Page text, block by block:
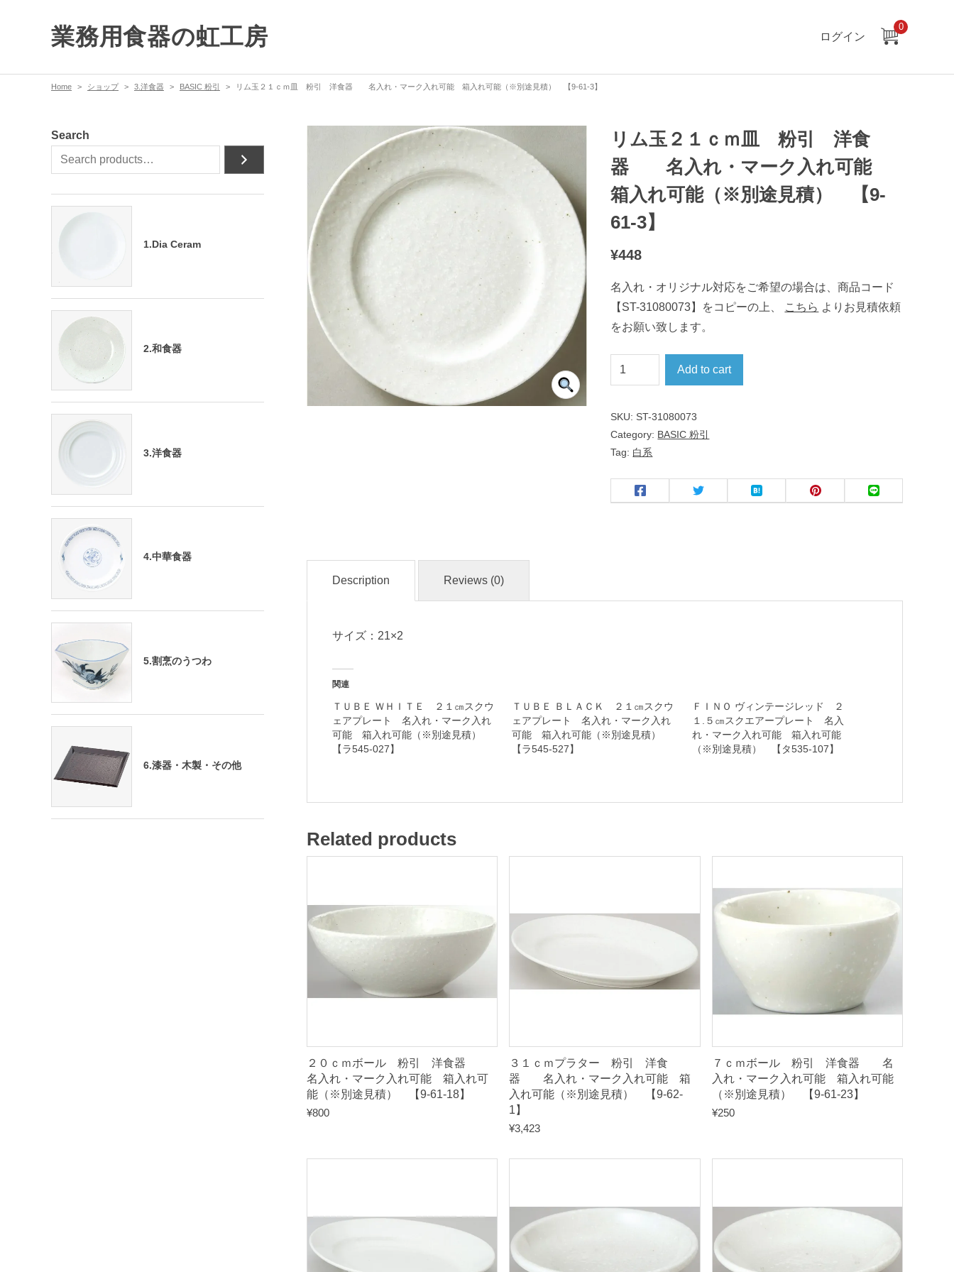
業務用食器の虹工房 ログイン
0
Home ショップ 3.洋食器 BASIC 粉引 リム玉２１ｃｍ皿 粉引 洋食器 名入れ・マーク入れ可能 箱入れ可能（※別途見積） 【9-61-3】
リム玉２１ｃｍ皿 粉引 洋食
器 名入れ・マーク入れ可能
箱入れ可能（※別途見積） 【9-
61-3】
¥448
名入れ・オリジナル対応をご希望の場合は、商品コード
【ST-31080073】をコピーの上、
こちら よりお見積依頼
をお願い致します。
リ
ム
２
ｍ
皿
洋
名
入
れ
ー
れ
れ
※
別
途
）
Add to cart
SKU: ST-31080073
Category: BASIC 粉引
Tag: 白系
Description Reviews (0)
サイズ：21×2
関連
ＴＵＢＥ ＷＨＩＴＥ ２１㎝スクウ
ェアプレート 名入れ・マーク入れ
可能 箱入れ可能（※別途見積）
【ラ545-027】
ＴＵＢＥ ＢＬＡＣＫ ２１㎝スクウ
ェアプレート 名入れ・マーク入れ
可能 箱入れ可能（※別途見積）
【ラ545-527】
ＦＩＮＯ ヴィンテージレッド ２
１.５㎝スクエアープレート 名入
れ・マーク入れ可能 箱入れ可能
（※別途見積） 【タ535-107】
Related products
２０ｃｍボール 粉引 洋食器
名入れ・マーク入れ可能 箱入れ可
能（※別途見積） 【9-61-18】
¥800
３１ｃｍプラター 粉引 洋食
器 名入れ・マーク入れ可能 箱
入れ可能（※別途見積） 【9-62-
1】
¥3,423
７ｃｍボール 粉引 洋食器 名
入れ・マーク入れ可能 箱入れ可能
（※別途見積） 【9-61-23】
¥250
Search
1.Dia Ceram
2.和食器
3.洋食器
4.中華食器
5.割烹のうつわ
6.漆器・木製・その他